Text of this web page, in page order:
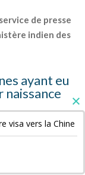
de presse
indien des
ayant eu
leur « Surrender
ainsi qu'une
visa vers la Chine